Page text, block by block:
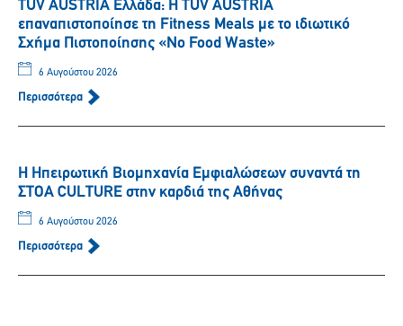
TÜV AUSTRIA Ελλάδα: Η TÜV AUSTRIA
επαναπιστοποίησε τη Fitness Meals με το ιδιωτικό
Σχήμα Πιστοποίησης «No Food Waste»
6 Αυγούστου 2026
Περισσότερα
Η Ηπειρωτική Βιομηχανία Εμφιαλώσεων συναντά τη
ΣΤΟΑ CULTURE στην καρδιά της Αθήνας
6 Αυγούστου 2026
Περισσότερα